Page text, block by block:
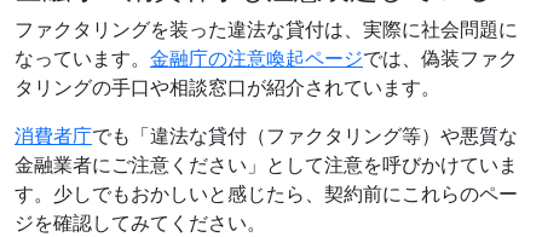
ファクタリングを装った違法な貸付は、実際に社会問題に
なっています。 金融庁の注意喚起ページでは、偽装ファク
タリングの手口や相談窓口が紹介されています。
消費者庁でも「違法な貸付（ファクタリング等）や悪質な
金融業者にご注意ください」として注意を呼びかけていま
す。少しでもおかしいと感じたら、契約前にこれらのペー
ジを確認してみてください。